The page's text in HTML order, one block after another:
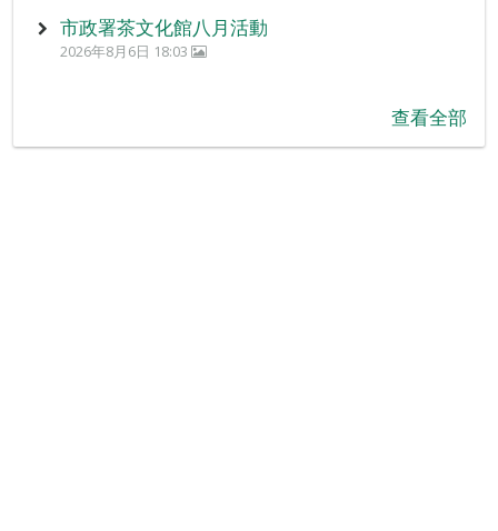
市政署茶文化館八月活動
2026年8月6日 18:03
查看全部